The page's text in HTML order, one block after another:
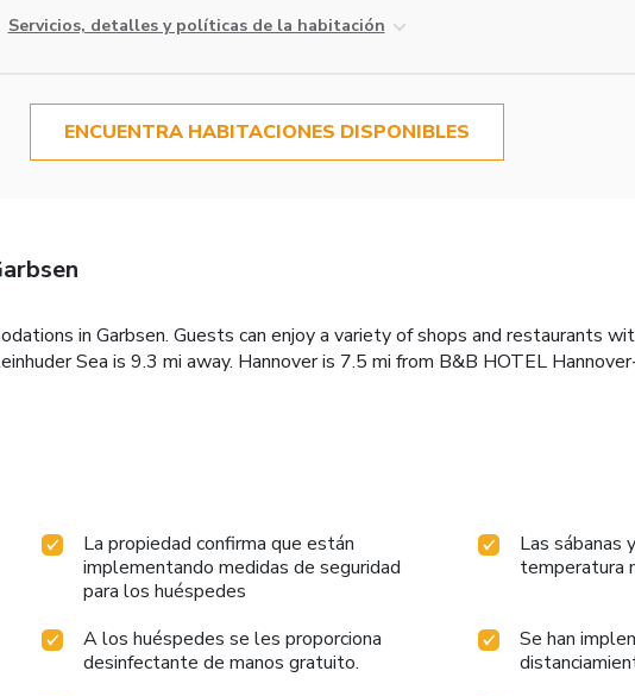
Servicios, detalles y políticas de la habitación
ENCUENTRA HABITACIONES DISPONIBLES
in Garbsen. Guests can enjoy a variety of shops and restaurants
Sea is 9.3 mi away. Hannover is 7.5 mi from B&B HOTEL
La propiedad confirma que están
implementando medidas de seguridad
para los huéspedes
Las sábanas
temperatura
A los huéspedes se les proporciona
desinfectante de manos gratuito.
Se han